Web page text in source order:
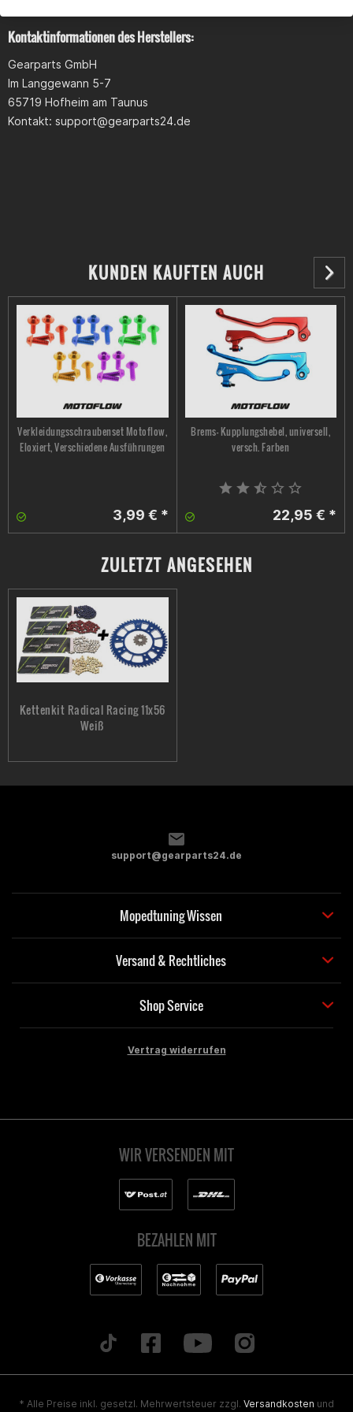
Lochdurchmesser 2: 3,5mm
Lochabstand 2: 24mm
Kontaktinformationen des Herstellers:
Gearparts GmbH
Im Langgewann 5-7
65719 Hofheim am Taunus
Kontakt: support@gearparts24.de
KUNDEN KAUFTEN AUCH
Verkleidungsschraubenset Motoflow,
Eloxiert, Verschiedene Ausführungen
3,99 € *
Brems- Kupplungshebel, universell,
versch. Farben
22,95 € *
ZULETZT ANGESEHEN
Kettenkit Radical Racing 11x56
Weiß
support@gearparts24.de
Mopedtuning Wissen
Versand & Rechtliches
Shop Service
Vertrag widerrufen
WIR VERSENDEN MIT
BEZAHLEN MIT
* Alle Preise inkl. gesetzl. Mehrwertsteuer zzgl. Versandkosten und